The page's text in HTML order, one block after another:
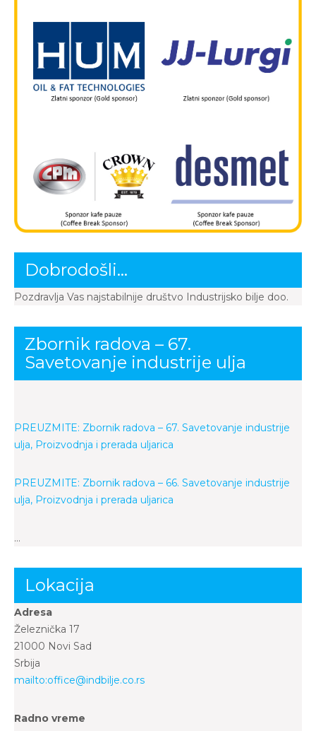
Dobrodošli…
Pozdravlja Vas najstabilnije društvo Industrijsko bilje doo.
Zbornik radova – 67.
Savetovanje industrije ulja
PREUZMITE: Zbornik radova – 67. Savetovanje industrije
ulja, Proizvodnja i prerada uljarica
PREUZMITE: Zbornik radova – 66. Savetovanje industrije
ulja, Proizvodnja i prerada uljarica
…
Lokacija
Adresa
Železnička 17
21000 Novi Sad
Srbija
mailto:office@indbilje.co.rs
Radno vreme